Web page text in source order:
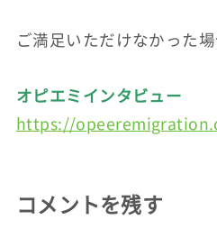
ご満足いただけなかった
オピエミインタビュー
https://
コメントを残す